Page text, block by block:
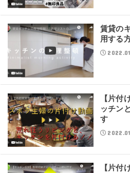
賃貸の
用する
【片付
ッチン
す
【片付